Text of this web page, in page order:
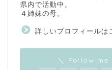
県内で活動中。
４姉妹の母。
詳しいプロフィールは
＼ Follow me